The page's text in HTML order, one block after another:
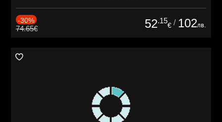
-30%
74.65€ 52.15
€ / 102лв.